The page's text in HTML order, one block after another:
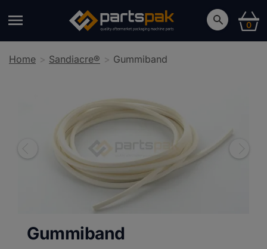
0
Home Sandiacre® Gummiband
Gummiband